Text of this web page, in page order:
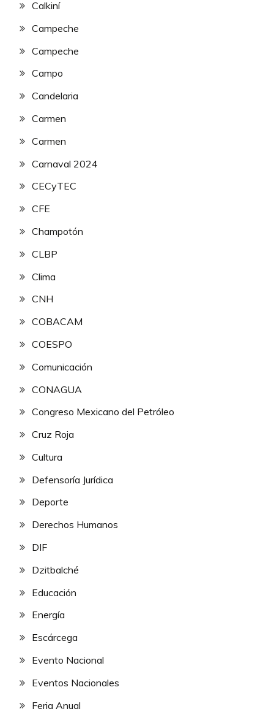
Calkiní
Campeche
Campeche
Campo
Candelaria
Carmen
Carmen
Carnaval 2024
CECyTEC
CFE
Champotón
CLBP
Clima
CNH
COBACAM
COESPO
Comunicación
CONAGUA
Congreso Mexicano del Petróleo
Cruz Roja
Cultura
Defensoría Jurídica
Deporte
Derechos Humanos
DIF
Dzitbalché
Educación
Energía
Escárcega
Evento Nacional
Eventos Nacionales
Feria Anual